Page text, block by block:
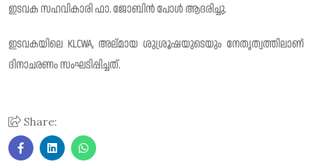
ഇടവക സഹവികാരി ഫാ. ജോബിൻ പോൾ ആദരിച്ചു.
ഇടവകയിലെ KLCWA, അല്മായ ശുശ്രൂഷയുടെയും നേതൃത്വത്തിലാണ്
ദിനാചരണം സംഘടിപ്പിച്ചത്.
Share: